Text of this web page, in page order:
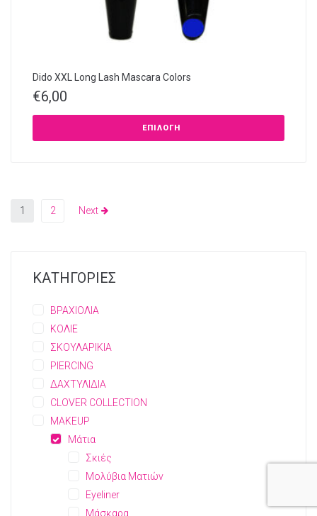
Dido XXL Long Lash Mascara Colors
€6,00
ΕΠΙΛΟΓΉ
1 2 Next
ΚΑΤΗΓΟΡΙΕΣ
ΒΡΑΧΙΟΛΙΑ
ΚΟΛΙΕ
ΣΚΟΥΛΑΡΙΚΙΑ
PIERCING
ΔΑΧΤΥΛΙΔΙΑ
CLOVER COLLECTION
MAKEUP
Μάτια
Σκιές
Μολύβια Ματιών
Eyeliner
Μάσκαρα